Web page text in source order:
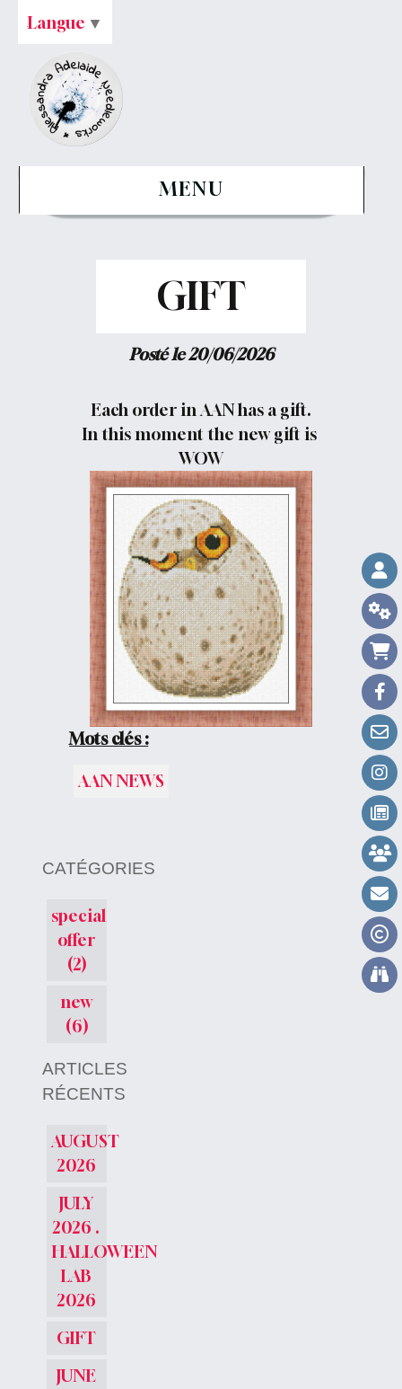
MENU
GIFT
Posté le 20/06/2026
Each order in AAN has a gift.
In this moment the new gift is
WOW
Mots clés :
AAN NEWS
CATÉGORIES
special
offer
(2)
new
(6)
ARTICLES
RÉCENTS
AUGUST
2026
JULY
2026 .
HALLOWEEN
LAB
2026
GIFT
JUNE
Langue ▼